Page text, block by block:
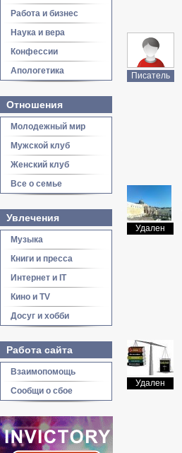
Работа и бизнес
Наука и вера
Конфессии
Апологетика
Отношения
Молодежный мир
Мужской клуб
Женский клуб
Все о семье
Увлечения
Музыка
Книги и пресса
Интернет и IT
Кино и TV
Досуг и хобби
Работа сайта
Взаимопомощь
Сообщи о сбое
Писатель
Удален
Удален